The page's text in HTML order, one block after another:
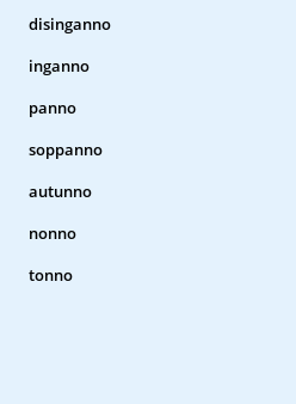
disinganno
inganno
panno
soppanno
autunno
nonno
tonno